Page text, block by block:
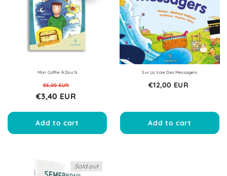
Konuşan Tarih | Davut Bayraklı Goksultan | Ozan
Sale Sale Sale Sale Sale
Mon Coffre À Dou'â
€5,00 EUR
€3,40 EUR
Add to cart
Sur La Voie Des Messagers
€12,00 EUR
Add to cart
Sold out